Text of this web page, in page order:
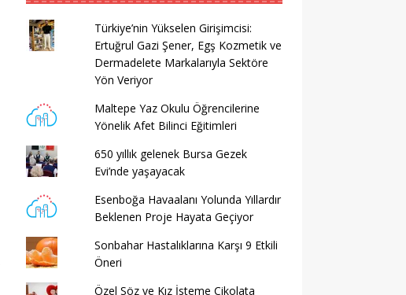
Türkiye’nin Yükselen Girişimcisi:
Ertuğrul Gazi Şener, Egş Kozmetik ve
Dermadelete Markalarıyla Sektöre
Yön Veriyor
Maltepe Yaz Okulu Öğrencilerine
Yönelik Afet Bilinci Eğitimleri
650 yıllık gelenek Bursa Gezek
Evi’nde yaşayacak
Esenboğa Havaalanı Yolunda Yıllardır
Beklenen Proje Hayata Geçiyor
Sonbahar Hastalıklarına Karşı 9 Etkili
Öneri
Özel Söz ve Kız İsteme Çikolata